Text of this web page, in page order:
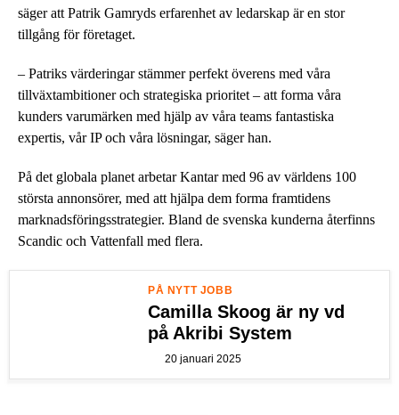
säger att Patrik Gamryds erfarenhet av ledarskap är en stor
tillgång för företaget.
– Patriks värderingar stämmer perfekt överens med våra
tillväxtambitioner och strategiska prioritet – att forma våra
kunders varumärken med hjälp av våra teams fantastiska
expertis, vår IP och våra lösningar, säger han.
På det globala planet arbetar Kantar med 96 av världens 100
största annonsörer, med att hjälpa dem forma framtidens
marknadsföringsstrategier. Bland de svenska kunderna återfinns
Scandic och Vattenfall med flera.
PÅ NYTT JOBB
Camilla Skoog är ny vd
på Akribi System
20 januari 2025